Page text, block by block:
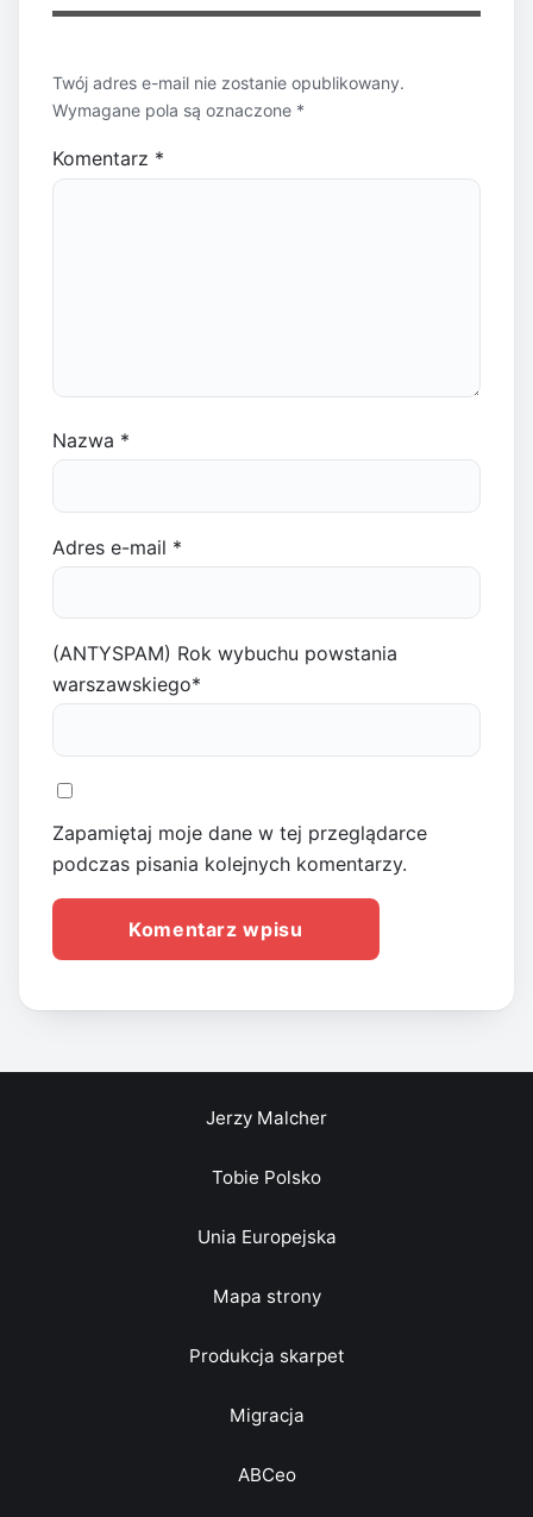
Twój adres e-mail nie zostanie opublikowany.
Wymagane pola są oznaczone *
Komentarz *
Nazwa *
Adres e-mail *
(ANTYSPAM) Rok wybuchu powstania
warszawskiego*
Zapamiętaj moje dane w tej przeglądarce
podczas pisania kolejnych komentarzy.
Jerzy Malcher
Tobie Polsko
Unia Europejska
Mapa strony
Produkcja skarpet
Migracja
ABCeo